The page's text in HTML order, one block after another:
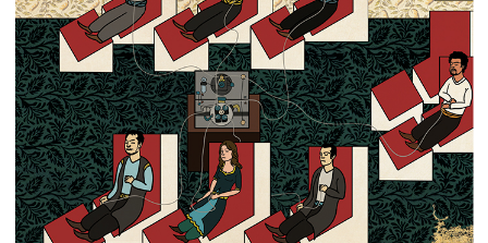
EVENTS
AUSSTELLUNG
KONZERT
LESUNG
DISKUSSION
SHOP
PRINTMAGAZIN NR. 3
NAZAR CAP
NAZAR JUTEBEUTEL